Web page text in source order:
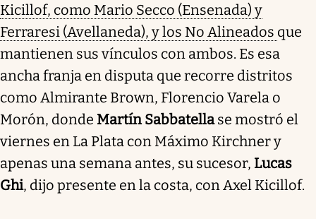
Kicillof, como Mario Secco (Ensenada) y
Ferraresi (Avellaneda), y los No Alineados que
mantienen sus vínculos con ambos. Es esa
ancha franja en disputa que recorre distritos
como Almirante Brown, Florencio Varela o
Morón, donde Martín Sabbatellase mostró el
viernes en La Plata con Máximo Kirchner y
apenas una semana antes, su sucesor, Lucas
Ghi, dijo presente en la costa, con Axel Kicillof.